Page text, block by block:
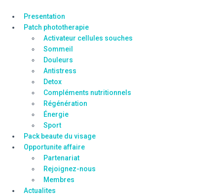
Presentation
Patch phototherapie
Activateur cellules souches
Sommeil
Douleurs
Antistress
Detox
Compléments nutritionnels
Régénération
Énergie
Sport
Pack beaute du visage
Opportunite affaire
Partenariat
Rejoignez-nous
Membres
Actualites